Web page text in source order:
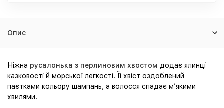
Опис
Ніжна русалонька з перлиновим хвостом додає ялинці
казковості й морської легкості. Її хвіст оздоблений
паєтками кольору шампань, а волосся спадає м’якими
хвилями.